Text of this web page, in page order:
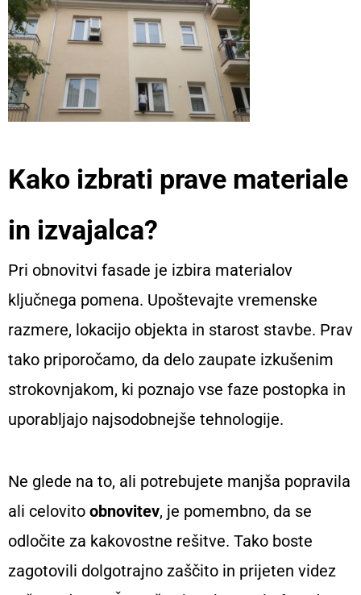
Kako izbrati prave materiale
in izvajalca?
Pri obnovitvi fasade je izbira materialov
ključnega pomena. Upoštevajte vremenske
razmere, lokacijo objekta in starost stavbe. Prav
tako priporočamo, da delo zaupate izkušenim
strokovnjakom, ki poznajo vse faze postopka in
uporabljajo najsodobnejše tehnologije.
Ne glede na to, ali potrebujete manjša popravila
ali celovito obnovitev, je pomembno, da se
odločite za kakovostne rešitve. Tako boste
zagotovili dolgotrajno zaščito in prijeten videz